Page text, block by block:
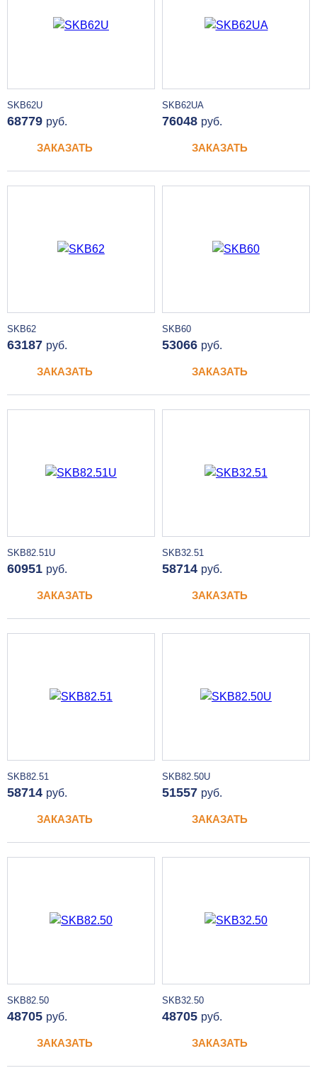
SKB62U
68779 руб.
ЗАКАЗАТЬ
SKB62UA
76048 руб.
ЗАКАЗАТЬ
SKB62
63187 руб.
ЗАКАЗАТЬ
SKB60
53066 руб.
ЗАКАЗАТЬ
SKB82.51U
60951 руб.
ЗАКАЗАТЬ
SKB32.51
58714 руб.
ЗАКАЗАТЬ
SKB82.51
58714 руб.
ЗАКАЗАТЬ
SKB82.50U
51557 руб.
ЗАКАЗАТЬ
SKB82.50
48705 руб.
ЗАКАЗАТЬ
SKB32.50
48705 руб.
ЗАКАЗАТЬ